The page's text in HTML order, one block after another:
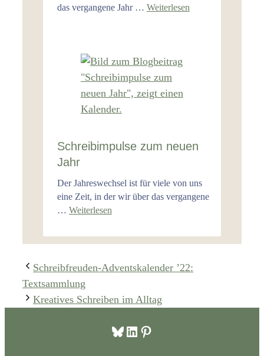
das vergangene Jahr … Weiterlesen
Schreibimpulse zum neuen
Jahr
Der Jahreswechsel ist für viele von uns
eine Zeit, in der wir über das vergangene
… Weiterlesen
Schreibfreuden-Adventskalender ’22:
Textsammlung
Kreatives Schreiben im Alltag
Bluesky
LinkedIn
Pinterest